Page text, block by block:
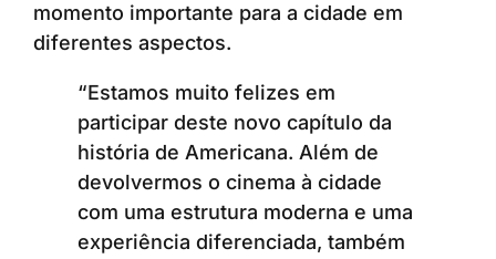
momento importante para a cidade em
diferentes aspectos.
“Estamos muito felizes em
participar deste novo capítulo da
história de Americana. Além de
devolvermos o cinema à cidade
com uma estrutura moderna e uma
experiência diferenciada, também